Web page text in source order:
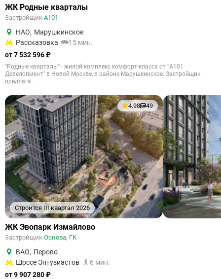
ЖК Родные кварталы
Застройщик А101
НАО, Марушкинское
Рассказовка
15 мин.
от 7 532 596 ₽
“Родные кварталы” - жилой комплекс комфорт-класса от “А101
Девелопмент” в Новой Москве, в районе Марушкинское. Застройщик
предлага...
Строится III квартал 2026
4.98 49
ЖК Эвопарк Измайлово
Застройщик Основа, ГК
ВАО, Перово
Шоссе Энтузиастов
6 мин.
от 9 907 280 ₽